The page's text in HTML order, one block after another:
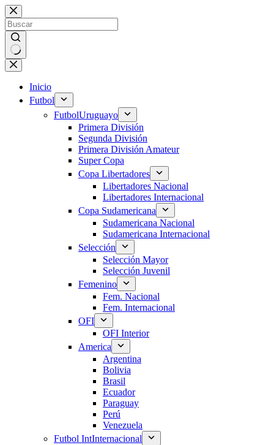
Saltar
al
contenido
Sin
resultados
Inicio
Futbol
FutbolUruguayo
Primera División
Segunda División
Primera División Amateur
Super Copa
Copa Libertadores
Libertadores Nacional
Libertadores Internacional
Copa Sudamericana
Sudamericana Nacional
Sudamericana Internacional
Selección
Selección Mayor
Selección Juvenil
Femenino
Fem. Nacional
Fem. Internacional
OFI
OFI Interior
America
Argentina
Bolivia
Brasil
Ecuador
Paraguay
Perú
Venezuela
Futbol IntInternacional